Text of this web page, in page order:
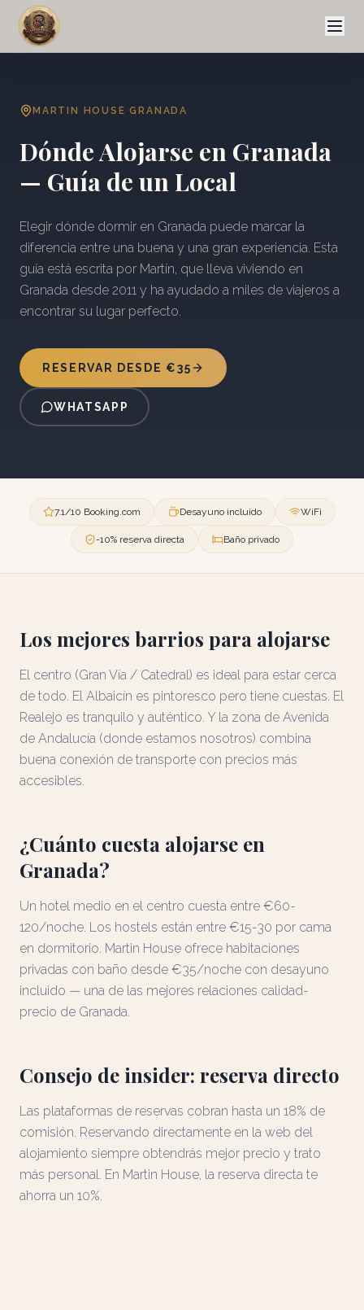
MARTIN HOUSE GRANADA
Dónde Alojarse en Granada
— Guía de un Local
Elegir dónde dormir en Granada puede marcar la
diferencia entre una buena y una gran experiencia. Esta
guía está escrita por Martín, que lleva viviendo en
Granada desde 2011 y ha ayudado a miles de viajeros a
encontrar su lugar perfecto.
RESERVAR DESDE €35
WHATSAPP
7.1/10 Booking.com Desayuno incluido WiFi
-10% reserva directa Baño privado
Los mejores barrios para alojarse
El centro (Gran Vía / Catedral) es ideal para estar cerca
de todo. El Albaicín es pintoresco pero tiene cuestas. El
Realejo es tranquilo y auténtico. Y la zona de Avenida
de Andalucía (donde estamos nosotros) combina
buena conexión de transporte con precios más
accesibles.
¿Cuánto cuesta alojarse en
Granada?
Un hotel medio en el centro cuesta entre €60-
120/noche. Los hostels están entre €15-30 por cama
en dormitorio. Martin House ofrece habitaciones
privadas con baño desde €35/noche con desayuno
incluido — una de las mejores relaciones calidad-
precio de Granada.
Consejo de insider: reserva directo
Las plataformas de reservas cobran hasta un 18% de
comisión. Reservando directamente en la web del
alojamiento siempre obtendrás mejor precio y trato
más personal. En Martin House, la reserva directa te
ahorra un 10%.